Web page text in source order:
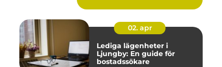
02. apr
Lediga lägenheter i
Ljungby: En guide för
bostadssökare